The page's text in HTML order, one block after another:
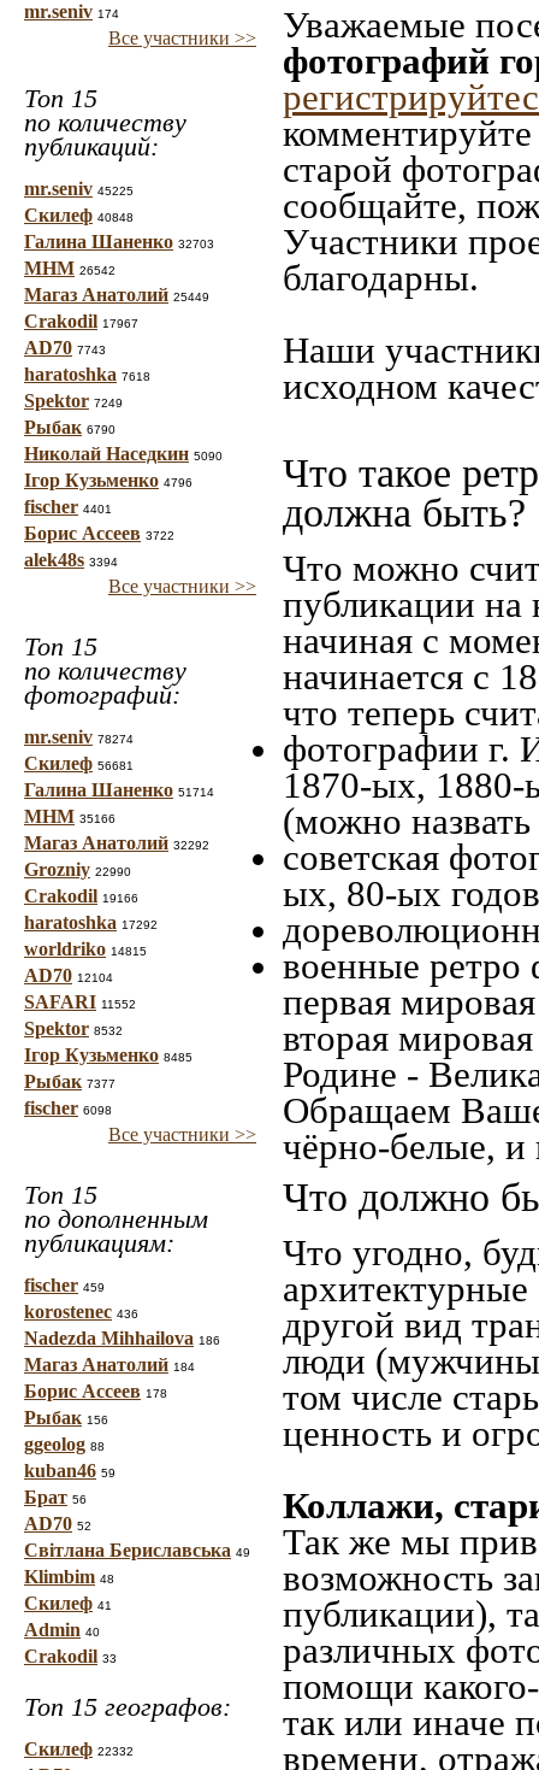
mr.seniv 174
Все участники >>
Топ 15
по количеству
публикаций:
mr.seniv 45225
Скилеф 40848
Галина Шаненко 32703
МНМ 26542
Магаз Анатолий 25449
Crakodil 17967
AD70 7743
haratoshka 7618
Spektor 7249
Рыбак 6790
Николай Наседкин 5090
Ігор Кузьменко 4796
fischer 4401
Борис Ассеев 3722
alek48s 3394
Все участники >>
Топ 15
по количеству
фотографий:
mr.seniv 78274
Скилеф 56681
Галина Шаненко 51714
МНМ 35166
Магаз Анатолий 32292
Grozniy 22990
Crakodil 19166
haratoshka 17292
worldriko 14815
AD70 12104
SAFARI 11552
Spektor 8532
Ігор Кузьменко 8485
Рыбак 7377
fischer 6098
Все участники >>
Топ 15
по дополненным
публикациям:
fischer 459
korostenec 436
Nadezda Mihhailova 186
Магаз Анатолий 184
Борис Ассеев 178
Рыбак 156
ggeolog 88
kuban46 59
Брат 56
AD70 52
Світлана Бериславська 49
Klimbim 48
Скилеф 41
Admin 40
Crakodil 33
Топ 15 географов:
Скилеф 22332
Уважаемые
фотографий
старой
сообщайте,
Участники
благодарны.
Наши
исходном
Что такое
должна быть?
Что можно
публикации
начиная c
начинается с
что теперь
фотографии г.
1870-ых, 1880-
(можно
советская
ых, 80-ых
военные ретро
первая
вторая
Родине -
Обращаем
чёрно-белые, и
Что должно
Что угодно,
другой вид
люди
том числе
ценность и
Коллажи,
Так же мы
возможность
публикации),
различных
помощи
так или иначе
времени,